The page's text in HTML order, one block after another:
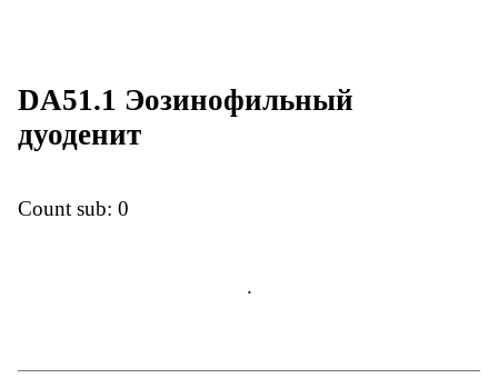
DA51.1 Эозинофильный
дуоденит
Count sub: 0
.